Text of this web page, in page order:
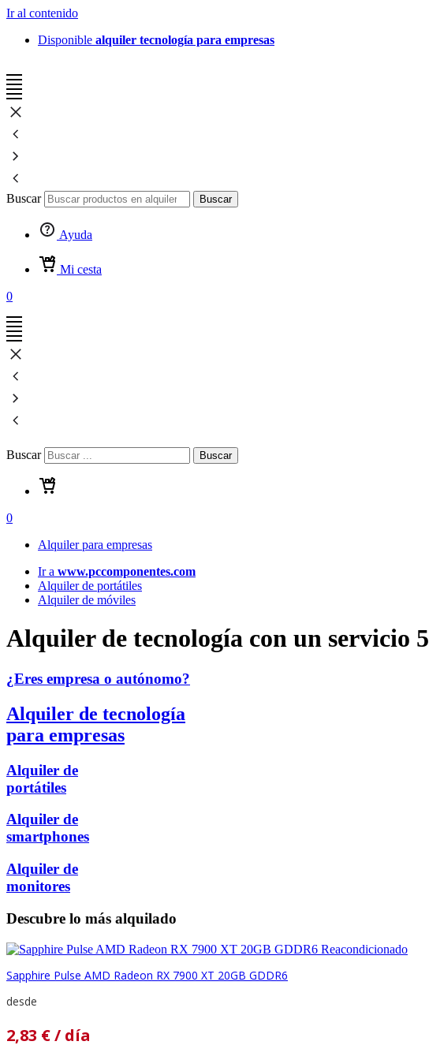
Ir al contenido
Disponible alquiler tecnología para empresas
Buscar Buscar
Ayuda
Mi cesta
0
Buscar Buscar
0
Alquiler para empresas
Ir a www.pccomponentes.com
Alquiler de portátiles
Alquiler de móviles
Alquiler de tecnología con un servicio
¿Eres empresa o autónomo?
Alquiler de tecnología
para empresas
Alquiler de
portátiles
Alquiler de
smartphones
Alquiler de
monitores
Descubre lo más alquilado
Sapphire Pulse AMD Radeon RX 7900 XT 20GB GDDR6
desde
2,83 €/ día